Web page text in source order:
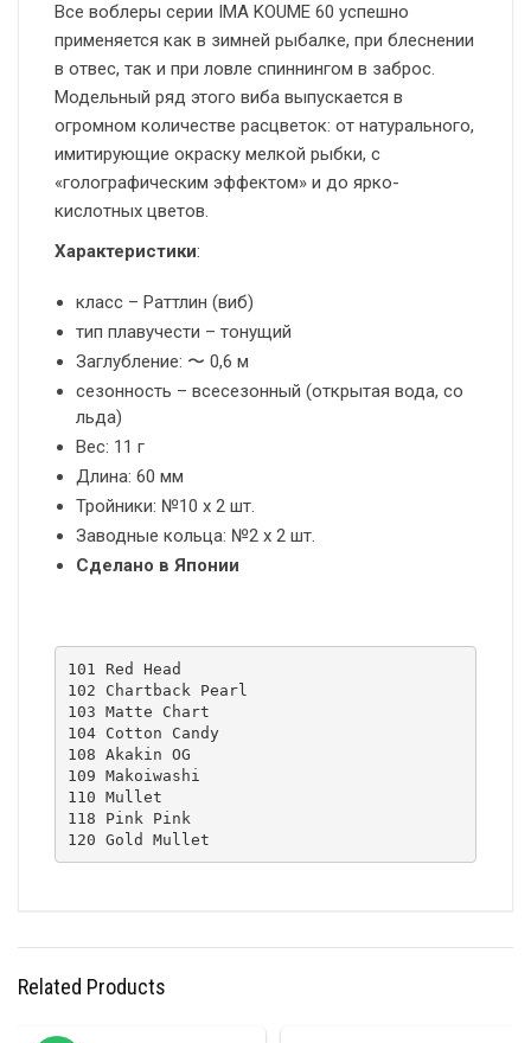
Все воблеры серии IMA KOUME 60 успешно
применяется как в зимней рыбалке, при блеснении
в отвес, так и при ловле спиннингом в заброс.
Модельный ряд этого виба выпускается в
огромном количестве расцветок: от натурального,
имитирующие окраску мелкой рыбки, с
«голографическим эффектом» и до ярко-
кислотных цветов.
Характеристики:
класс – Раттлин (виб)
тип плавучести – тонущий
Заглубление: 〜 0,6 м
сезонность – всесезонный (открытая вода, со
льда)
Вес: 11 г
Длина: 60 мм
Тройники: №10 х 2 шт.
Заводные кольца: №2 х 2 шт.
Сделано в Японии
101 Red Head
102 Chartback Pearl
103 Matte Chart
104 Cotton Candy
108 Akakin OG
109 Makoiwashi
110 Mullet
118 Pink Pink
120 Gold Mullet
Related Products